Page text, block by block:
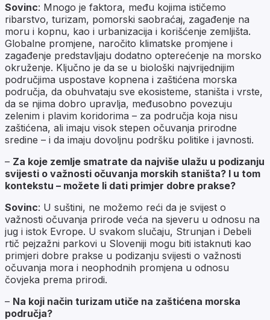
Sovinc: Mnogo je faktora, među kojima ističemo
ribarstvo, turizam, pomorski saobraćaj, zagađenje na
moru i kopnu, kao i urbanizacija i korišćenje zemljišta.
Globalne promjene, naročito klimatske promjene i
zagađenje predstavljaju dodatno opterećenje na morsko
okruženje. Ključno je da se u biološki najvrijednijim
područjima uspostave kopnena i zaštićena morska
područja, da obuhvataju sve ekosisteme, staništa i vrste,
da se njima dobro upravlja, međusobno povezuju
zelenim i plavim koridorima – za područja koja nisu
zaštićena, ali imaju visok stepen očuvanja prirodne
sredine – i da imaju dovoljnu podršku politike i javnosti.
– Za koje zemlje smatrate da najviše ulažu u podizanju
svijesti o važnosti očuvanja morskih staništa? I u tom
kontekstu – možete li dati primjer dobre prakse?
Sovinc: U suštini, ne možemo reći da je svijest o
važnosti očuvanja prirode veća na sjeveru u odnosu na
jug i istok Evrope. U svakom slučaju, Strunjan i Debeli
rtič pejzažni parkovi u Sloveniji mogu biti istaknuti kao
primjeri dobre prakse u podizanju svijesti o važnosti
očuvanja mora i neophodnih promjena u odnosu
čovjeka prema prirodi.
– Na koji način turizam utiče na zaštićena morska
područja?